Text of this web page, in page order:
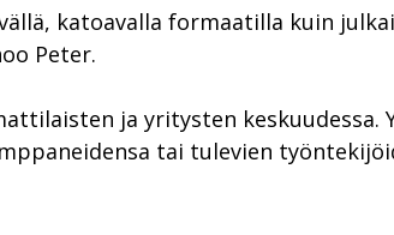
katoavalla formaatilla kuin
Peter.
ja yritysten keskuudessa.
tai tulevien